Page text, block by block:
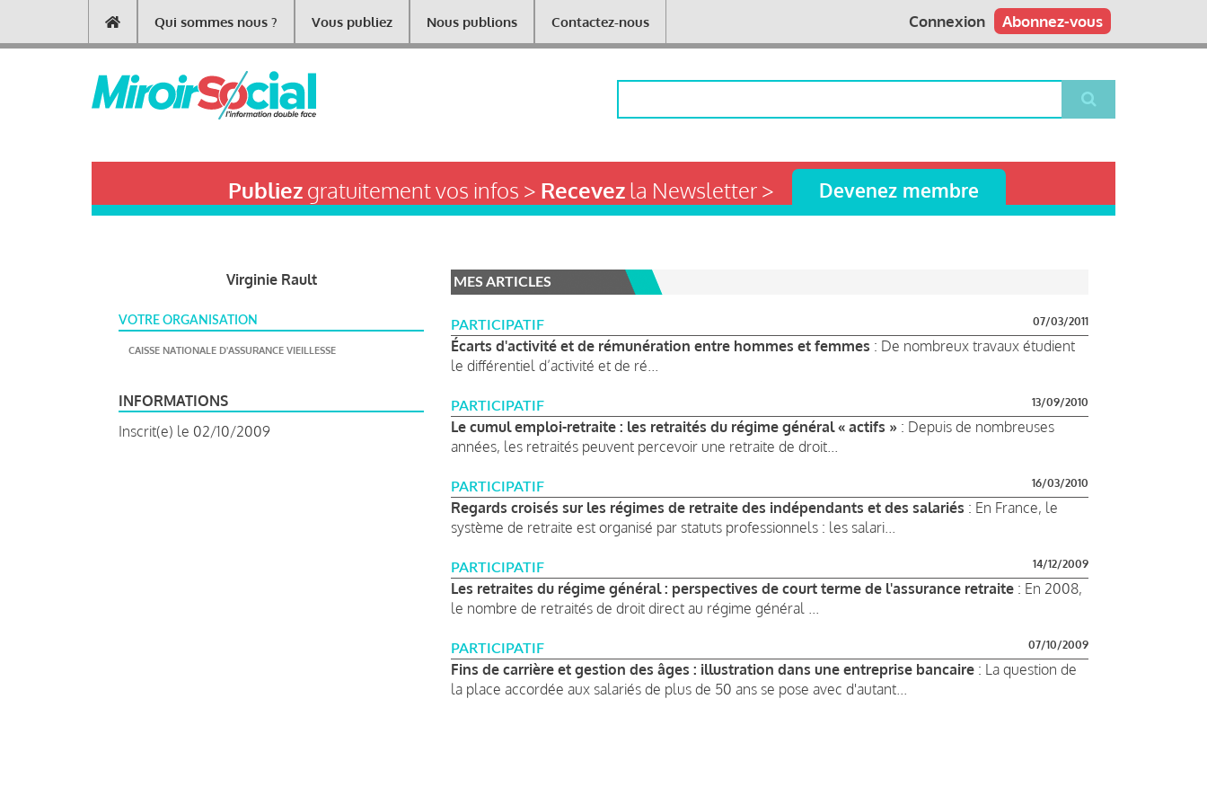
contenu
Main
navigation
Qui sommes nous ? Vous publiez Nous publions Contactez-nous Abonnez-vous
Connexion
Publiezgratuitement vos infos > Recevezla Newsletter > Devenez membre
Virginie Rault
VOTRE ORGANISATION
CAISSE NATIONALE D'ASSURANCE VIEILLESSE
INFORMATIONS
Inscrit(e) le 02/10/2009
MES ARTICLES
PARTICIPATIF 07/03/2011
Écarts d'activité et de rémunération entre hommes et femmes : De nombreux travaux étudient
le différentiel d’activité et de ré...
PARTICIPATIF 13/09/2010
Le cumul emploi-retraite : les retraités du régime général « actifs » : Depuis de nombreuses
années, les retraités peuvent percevoir une retraite de droit...
PARTICIPATIF 16/03/2010
Regards croisés sur les régimes de retraite des indépendants et des salariés : En France, le
système de retraite est organisé par statuts professionnels : les salari...
PARTICIPATIF 14/12/2009
Les retraites du régime général : perspectives de court terme de l'assurance retraite : En 2008,
le nombre de retraités de droit direct au régime général ...
PARTICIPATIF 07/10/2009
Fins de carrière et gestion des âges : illustration dans une entreprise bancaire : La question de
la place accordée aux salariés de plus de 50 ans se pose avec d'autant...